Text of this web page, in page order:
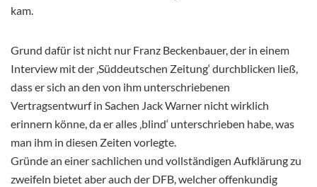
kam.
Grund dafür ist nicht nur Franz Beckenbauer, der in einem
Interview mit der ‚Süddeutschen Zeitung‘ durchblicken ließ,
dass er sich an den von ihm unterschriebenen
Vertragsentwurf in Sachen Jack Warner nicht wirklich
erinnern könne, da er alles ‚blind‘ unterschrieben habe, was
man ihm in diesen Zeiten vorlegte.
Gründe an einer sachlichen und vollständigen Aufklärung zu
zweifeln bietet aber auch der DFB, welcher offenkundig